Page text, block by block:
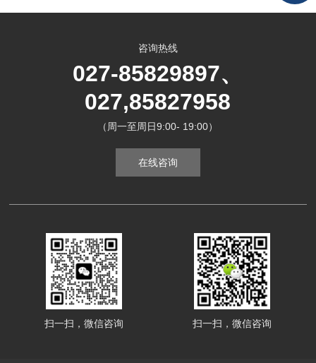
咨询热线
027-85829897、
027,85827958
（周一至周日9:00- 19:00）
在线咨询
扫一扫，微信咨询 扫一扫，微信咨询